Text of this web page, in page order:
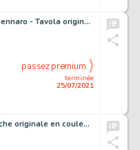
Il Maestro - Aldo Di Gennaro - Tavola originale - Page volante - Exemplaire unique
terminée
25/07/2021
passez premium
Ledroit, Olivier - Planche originale en couleur - Requiem Chevalier Vampire T10 - Bain de sang - (2011)